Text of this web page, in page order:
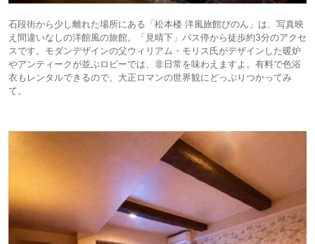
石段街から少し離れた場所にある「松本楼 洋風旅館ぴのん」は、写真映
え間違いなしの洋館風の旅館。「見晴下」バス停から徒歩約3分のアクセ
スです。モダンデザインの父ウィリアム・モリス氏がデザインした暖炉
やアンティークが並ぶロビーでは、非日常を味わえますよ。有料で色浴
衣もレンタルできるので、大正ロマンの世界観にどっぷりつかってみ
て。